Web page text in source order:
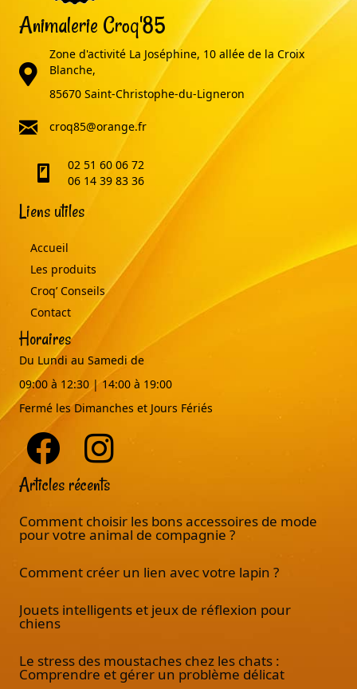
Animalerie Croq'85
adresse
Zone d'activité La Joséphine, 10 allée de la Croix
Blanche,
85670 Saint-Christophe-du-Ligneron
email
croq85@orange.fr
telephone02 51 60 06 72
06 14 39 83 36
Liens utiles
Accueil
Les produits
Croq’ Conseils
Contact
Horaires
Du Lundi au Samedi de
09:00 à 12:30 | 14:00 à 19:00
Fermé les Dimanches et Jours Fériés
Articles récents
Comment choisir les bons accessoires de mode
pour votre animal de compagnie ?
Comment créer un lien avec votre lapin ?
Jouets intelligents et jeux de réflexion pour
chiens
Le stress des moustaches chez les chats :
Comprendre et gérer un problème délicat